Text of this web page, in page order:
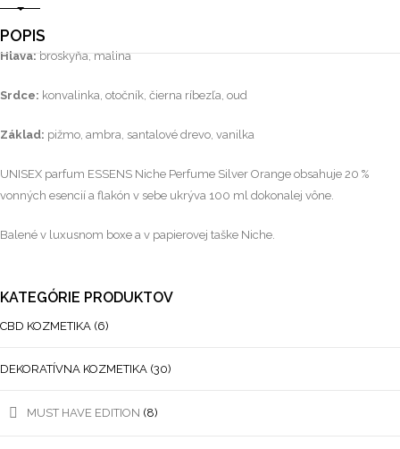
POPIS
Hlava:broskyňa, malina
Srdce: konvalinka, otočník, čierna ríbezľa, oud
Základ: pižmo, ambra, santalové drevo, vanilka
UNISEX parfum ESSENS Niche Perfume Silver Orange obsahuje 20 %
vonných esencií a flakón v sebe ukrýva 100 ml dokonalej vône.
Balené v luxusnom boxe a v papierovej taške Niche.
KATEGÓRIE PRODUKTOV
CBD KOZMETIKA (6)
DEKORATÍVNA KOZMETIKA (30)
MUST HAVE EDITION (8)